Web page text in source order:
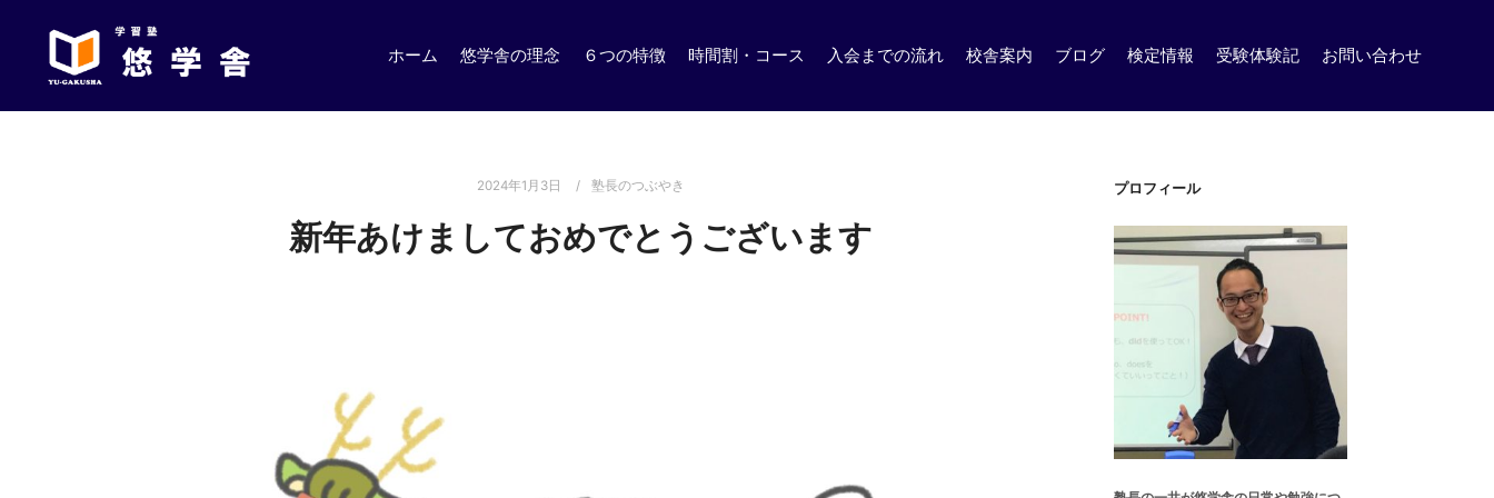
ホーム 悠学舎の理念 ６つの特徴 時間割・コース 入会までの流れ 校舎案内 ブログ 検定情報 受験体験記 お問い合わせ
2024年1月3日 塾長のつぶやき
新年あけましておめでとうございます
プロフィール